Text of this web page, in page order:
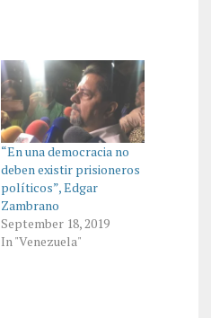
“En una democracia no
deben existir prisioneros
políticos”, Edgar
Zambrano
September 18, 2019
In "Venezuela"